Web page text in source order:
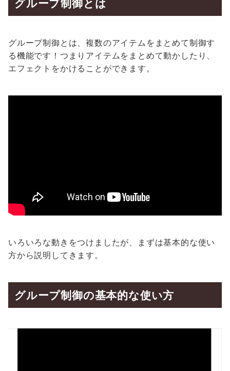
グループ制御とは
グループ制御とは、複数のアイテムをまとめて制御す
る機能です！つまりアイテムをまとめて動かしたり、
エフェクトをかけることができます。
いろいろな動きをつけましたが、まずは基本的な使い
方から説明してきます。
グループ制御の基本的な使い方